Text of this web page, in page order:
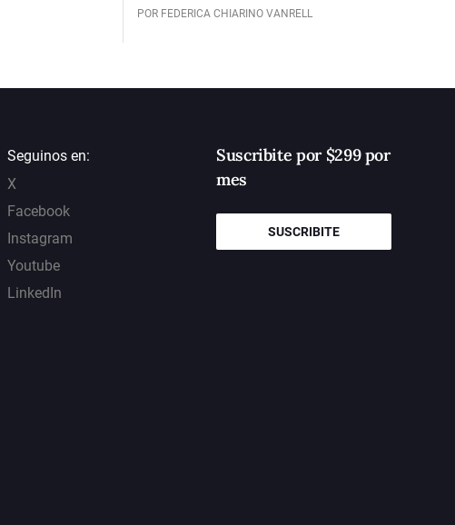
POR FEDERICA CHIARINO VANRELL
Seguinos en:
X
Facebook
Instagram
Youtube
LinkedIn
Suscribite por $299 por
mes
SUSCRIBITE